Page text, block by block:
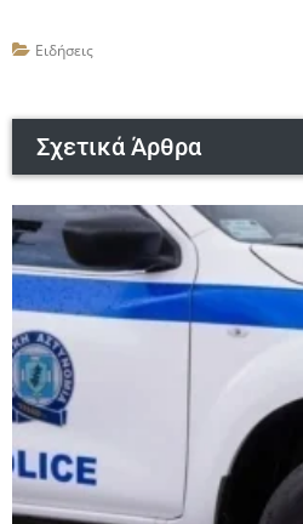
Ειδήσεις
Σχετικά Άρθρα